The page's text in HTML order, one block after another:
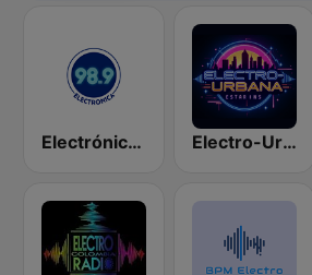
Electrónica 98.9 Electro-Urbana